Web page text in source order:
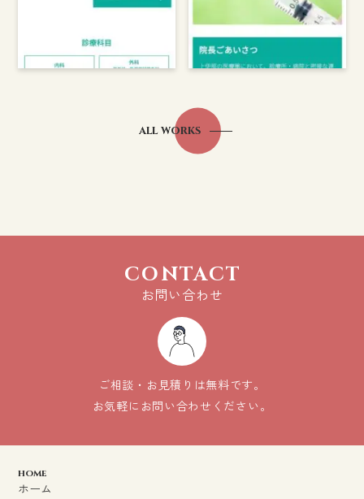
all works
CONTACT
お問い合わせ
ご相談・お見積りは無料です。
お気軽にお問い合わせください。
home
ホーム